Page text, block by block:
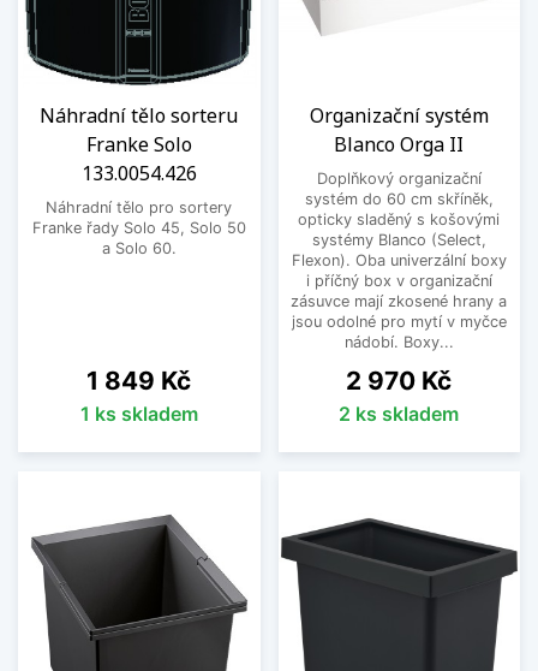
Náhradní tělo sorteru
Franke Solo
133.0054.426
Náhradní tělo pro sortery
Franke řady Solo 45, Solo 50
a Solo 60.
Cena
1 849 Kč
1 ks skladem
Organizační systém
Blanco Orga II
Doplňkový organizační
systém do 60 cm skříněk,
opticky sladěný s košovými
systémy Blanco (Select,
Flexon). Oba univerzální boxy
i příčný box v organizační
zásuvce mají zkosené hrany a
jsou odolné pro mytí v myčce
nádobí. Boxy...
Cena
2 970 Kč
2 ks skladem